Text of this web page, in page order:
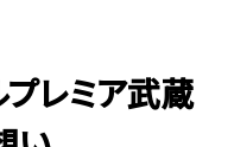
プレミア武蔵